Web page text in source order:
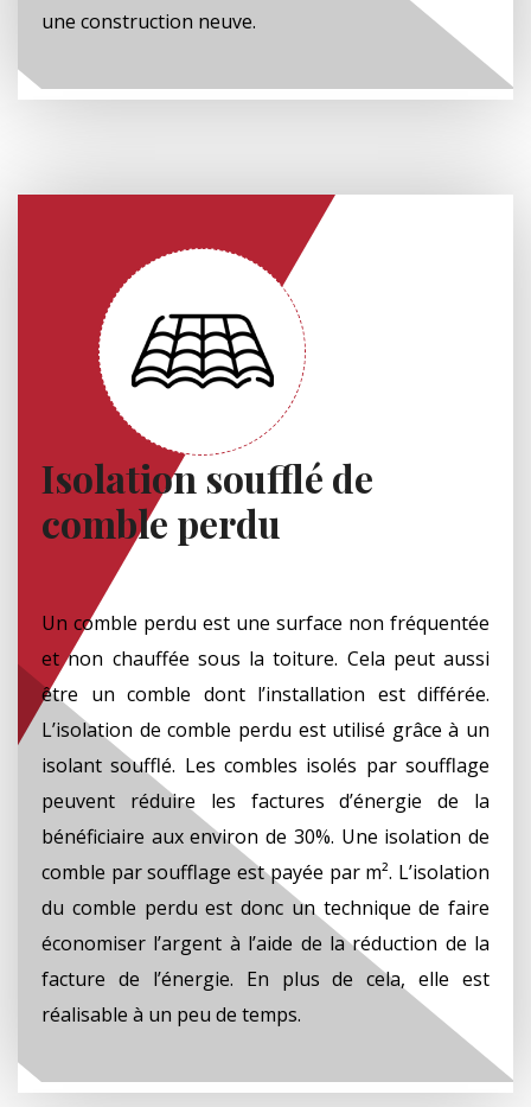
une construction neuve.
Isolation soufflé de
comble perdu
Un comble perdu est une surface non fréquentée
et non chauffée sous la toiture. Cela peut aussi
être un comble dont l’installation est différée.
L’isolation de comble perdu est utilisé grâce à un
isolant soufflé. Les combles isolés par soufflage
peuvent réduire les factures d’énergie de la
bénéficiaire aux environ de 30%. Une isolation de
comble par soufflage est payée par m². L’isolation
du comble perdu est donc un technique de faire
économiser l’argent à l’aide de la réduction de la
facture de l’énergie. En plus de cela, elle est
réalisable à un peu de temps.